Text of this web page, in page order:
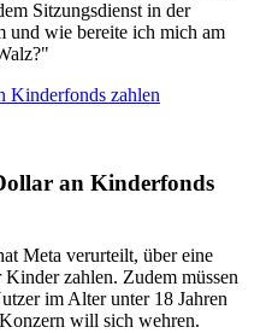
Sitzungsdienst in der
und wie bereite ich mich am
Kinderfonds zahlen
an Kinderfonds
Meta verurteilt, über eine
zahlen. Zudem müssen
im Alter unter 18 Jahren
will sich wehren.